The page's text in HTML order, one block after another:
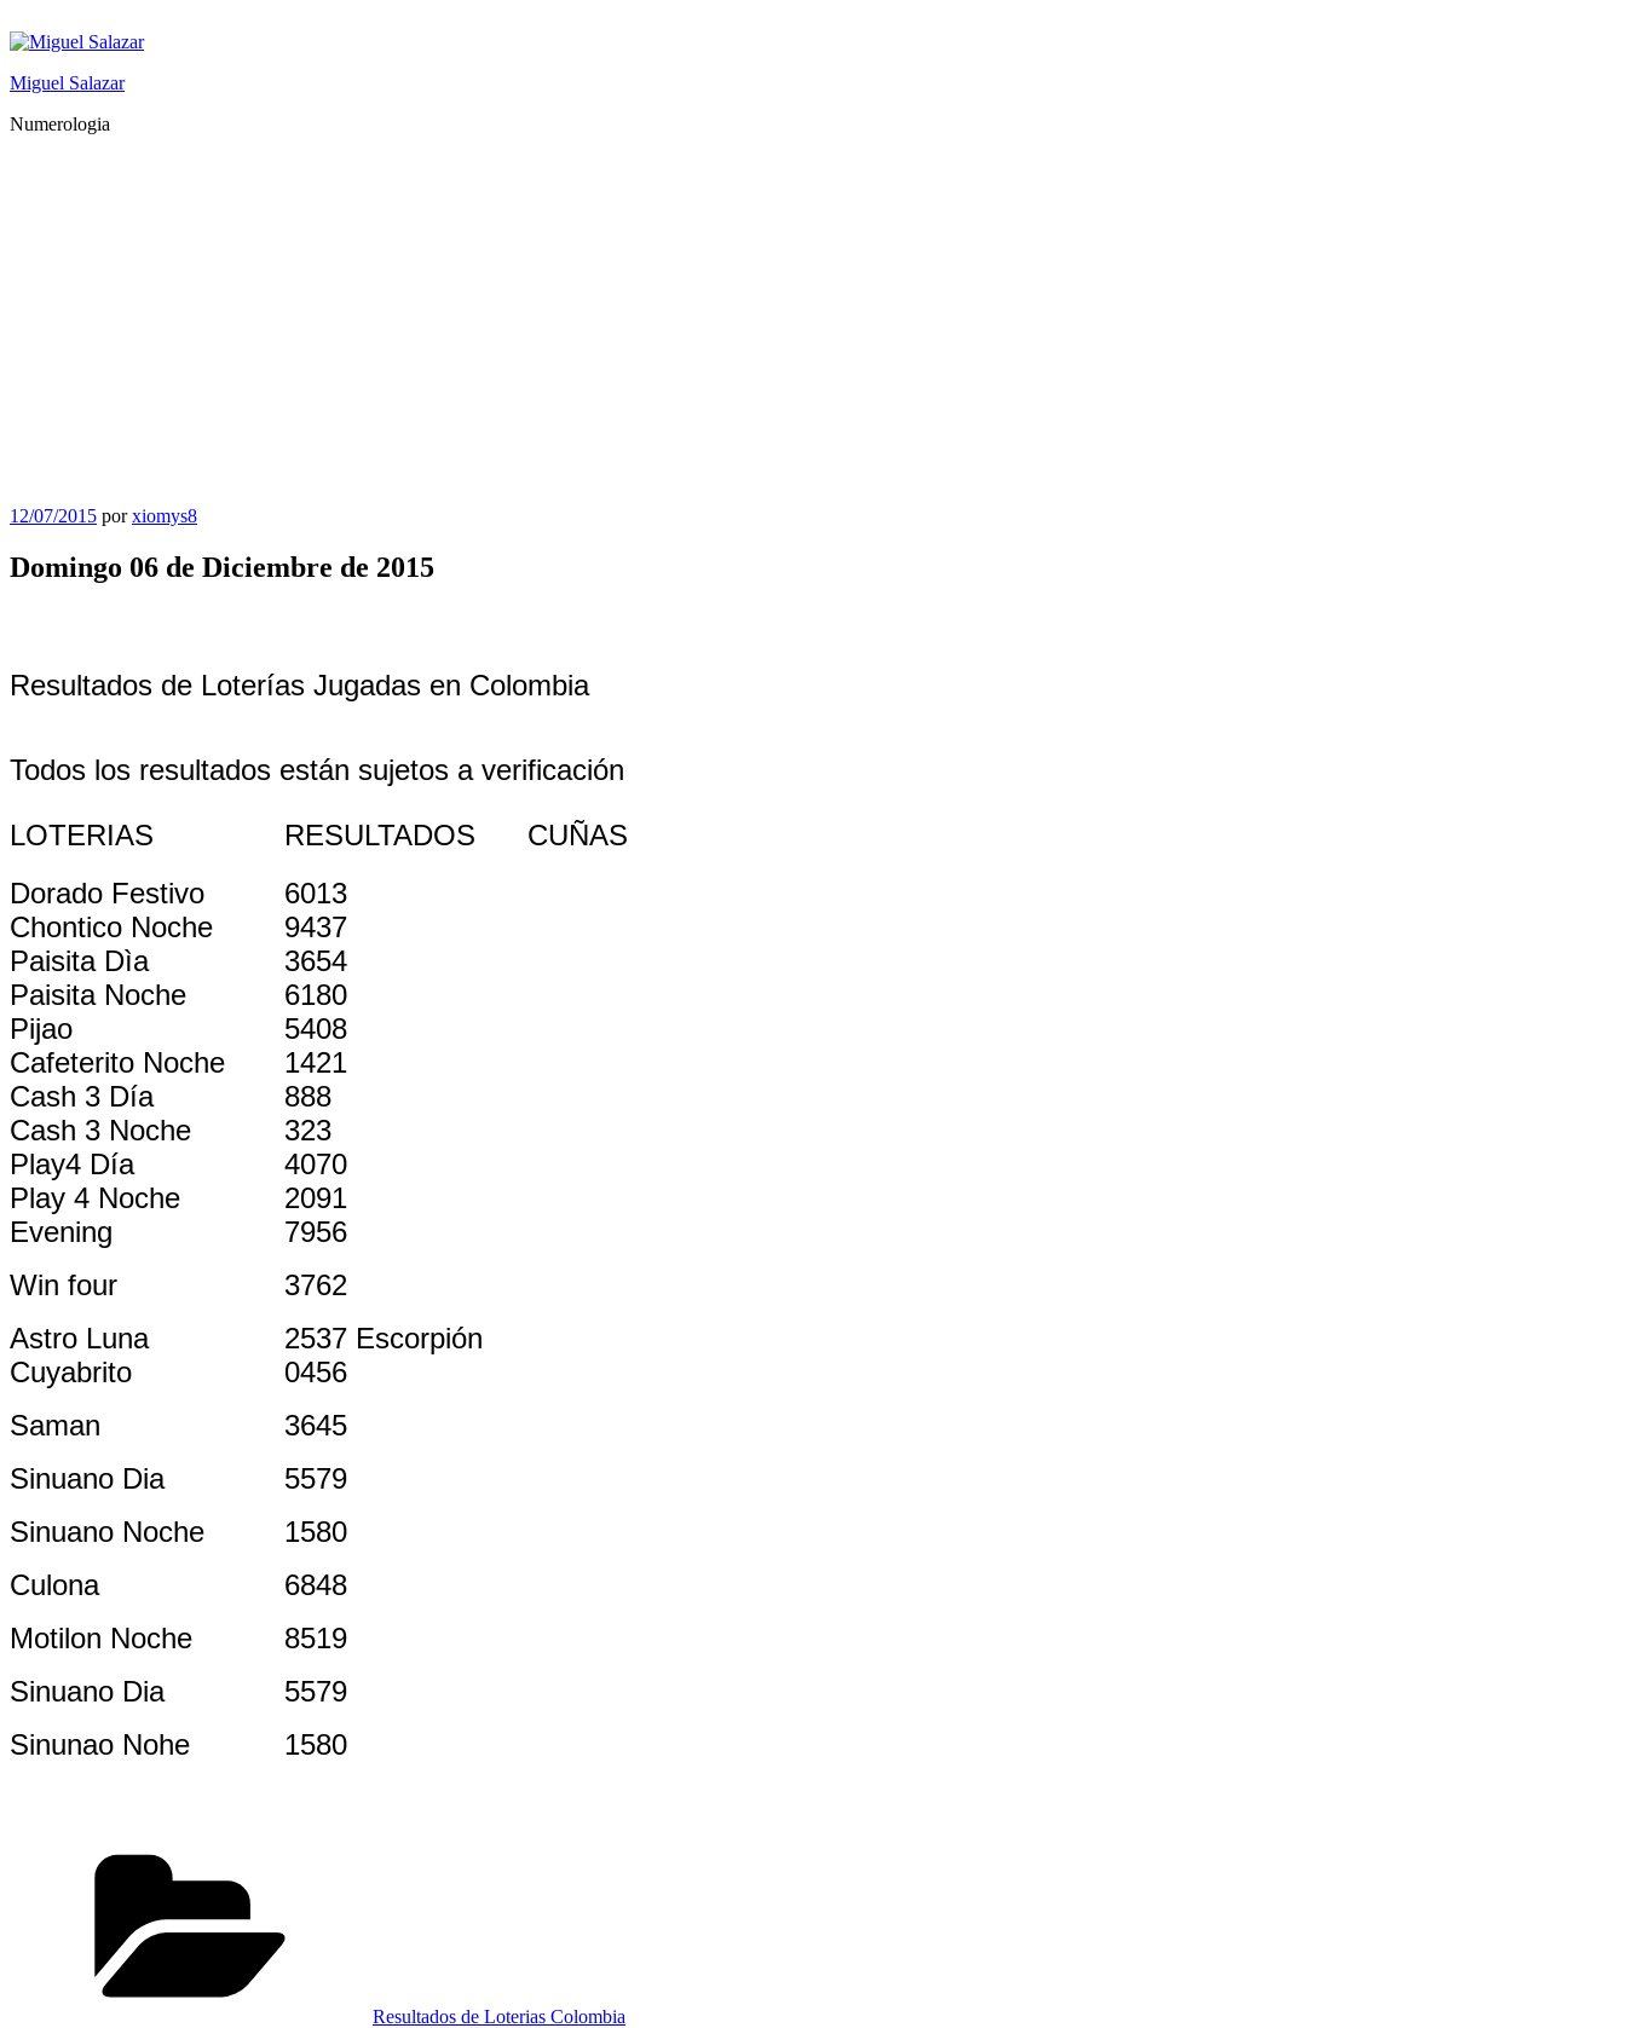
al
Miguel Salazar
Numerologia
Publicado
12/07/2015 porxiomys8
Domingo 06 de Diciembre de 2015
Resultados de Loterías Jugadas en Colombia
Todos los resultados están sujetos a verificación
LOTERIAS
RESULTADOS
CUÑAS
Dorado Festivo
6013
Chontico Noche
9437
Paisita Dìa
3654
Paisita Noche
6180
Pijao
5408
Cafeterito Noche
1421
Cash 3 Día
888
Cash 3 Noche
323
Play4 Día
4070
Play 4 Noche
2091
Evening
7956
Win four
3762
Astro Luna
2537 Escorpión
Cuyabrito
0456
Saman
Sinuano Dia
Sinuano Noche
Culona
3645
5579
1580
6848
Motilon Noche
8519
Sinuano Dia
Sinunao Nohe
5579
1580
Resultados de Loterias Colombia